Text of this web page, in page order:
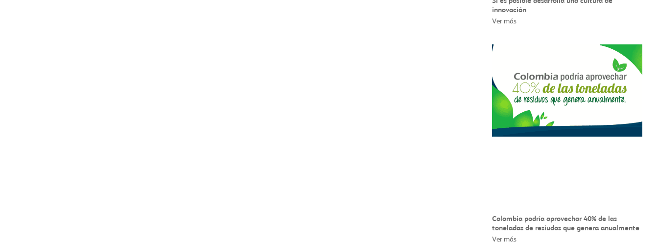
innovación
Ver más
Colombia podría aprovechar 40% de las
toneladas de resiudos que genera anualmente
Ver más